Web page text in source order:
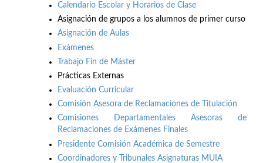
Calendario Escolar y Horarios de Clase
Asignación de grupos a los alumnos de primer curso
Asignación de Aulas
Exámenes
Trabajo Fin de Máster
Prácticas Externas
Evaluación Curricular
Comisión Asesora de Reclamaciones de Titulación
Comisiones Departamentales Asesoras de
Reclamaciones de Exámenes Finales
Presidente Comisión Académica de Semestre
Coordinadores y Tribunales Asignaturas MUIA